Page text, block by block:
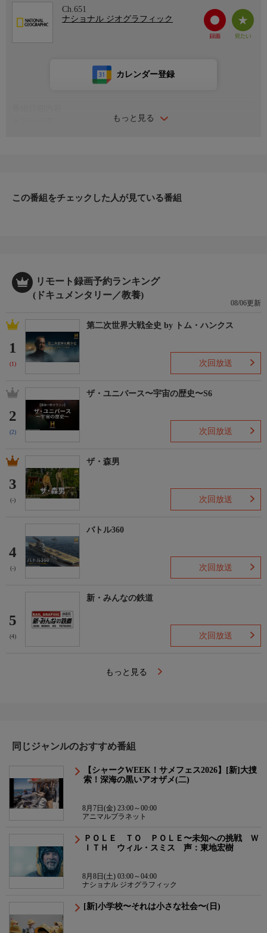
Ch.651
ナショナル ジオグラフィック
もっと見る
カレンダー登録
最終的に間違いを断定した事故調査官へのインタビューなど、あ
墜落した。乗員乗客62名は全員死亡。墜落による強い衝撃で機体
は木っ端みじんになり、事故原因の調査は難航する。それでも調
査官は粘り強く手がかりを求め続けた事で、安全対策の制度をす
り抜けた不具合が事故原因として浮かび上がった。
この番組をチェックした人が見ている番組
リモート録画予約ランキング
(ドキュメンタリー／教養)
08/06更新
1
(1)
第二次世界大戦全史 by トム・ハンクス
次回放送
2
(2)
ザ・ユニバース〜宇宙の歴史〜S6
次回放送
3
(-)
ザ・森男
次回放送
4
(-)
バトル360
次回放送
5
(4)
新・みんなの鉄道
次回放送
もっと見る
同じジャンルのおすすめ番組
【シャークWEEK！サメフェス2026】[新]大捜
索！深海の黒いアオザメ(二)
8月7日(金) 23:00～00:00
アニマルプラネット
ＰＯＬＥ ＴＯ ＰＯＬＥ〜未知への挑戦 Ｗ
ＩＴＨ ウィル・スミス 声：東地宏樹
8月8日(土) 03:00～04:00
ナショナル ジオグラフィック
[新]小学校〜それは小さな社会〜(日)